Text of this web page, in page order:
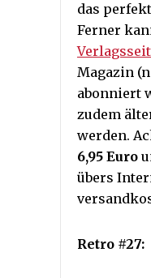
das
Ferner
Magazin
abonniert
zudem
werden.
6,95 Euro
übers
Retro #27: